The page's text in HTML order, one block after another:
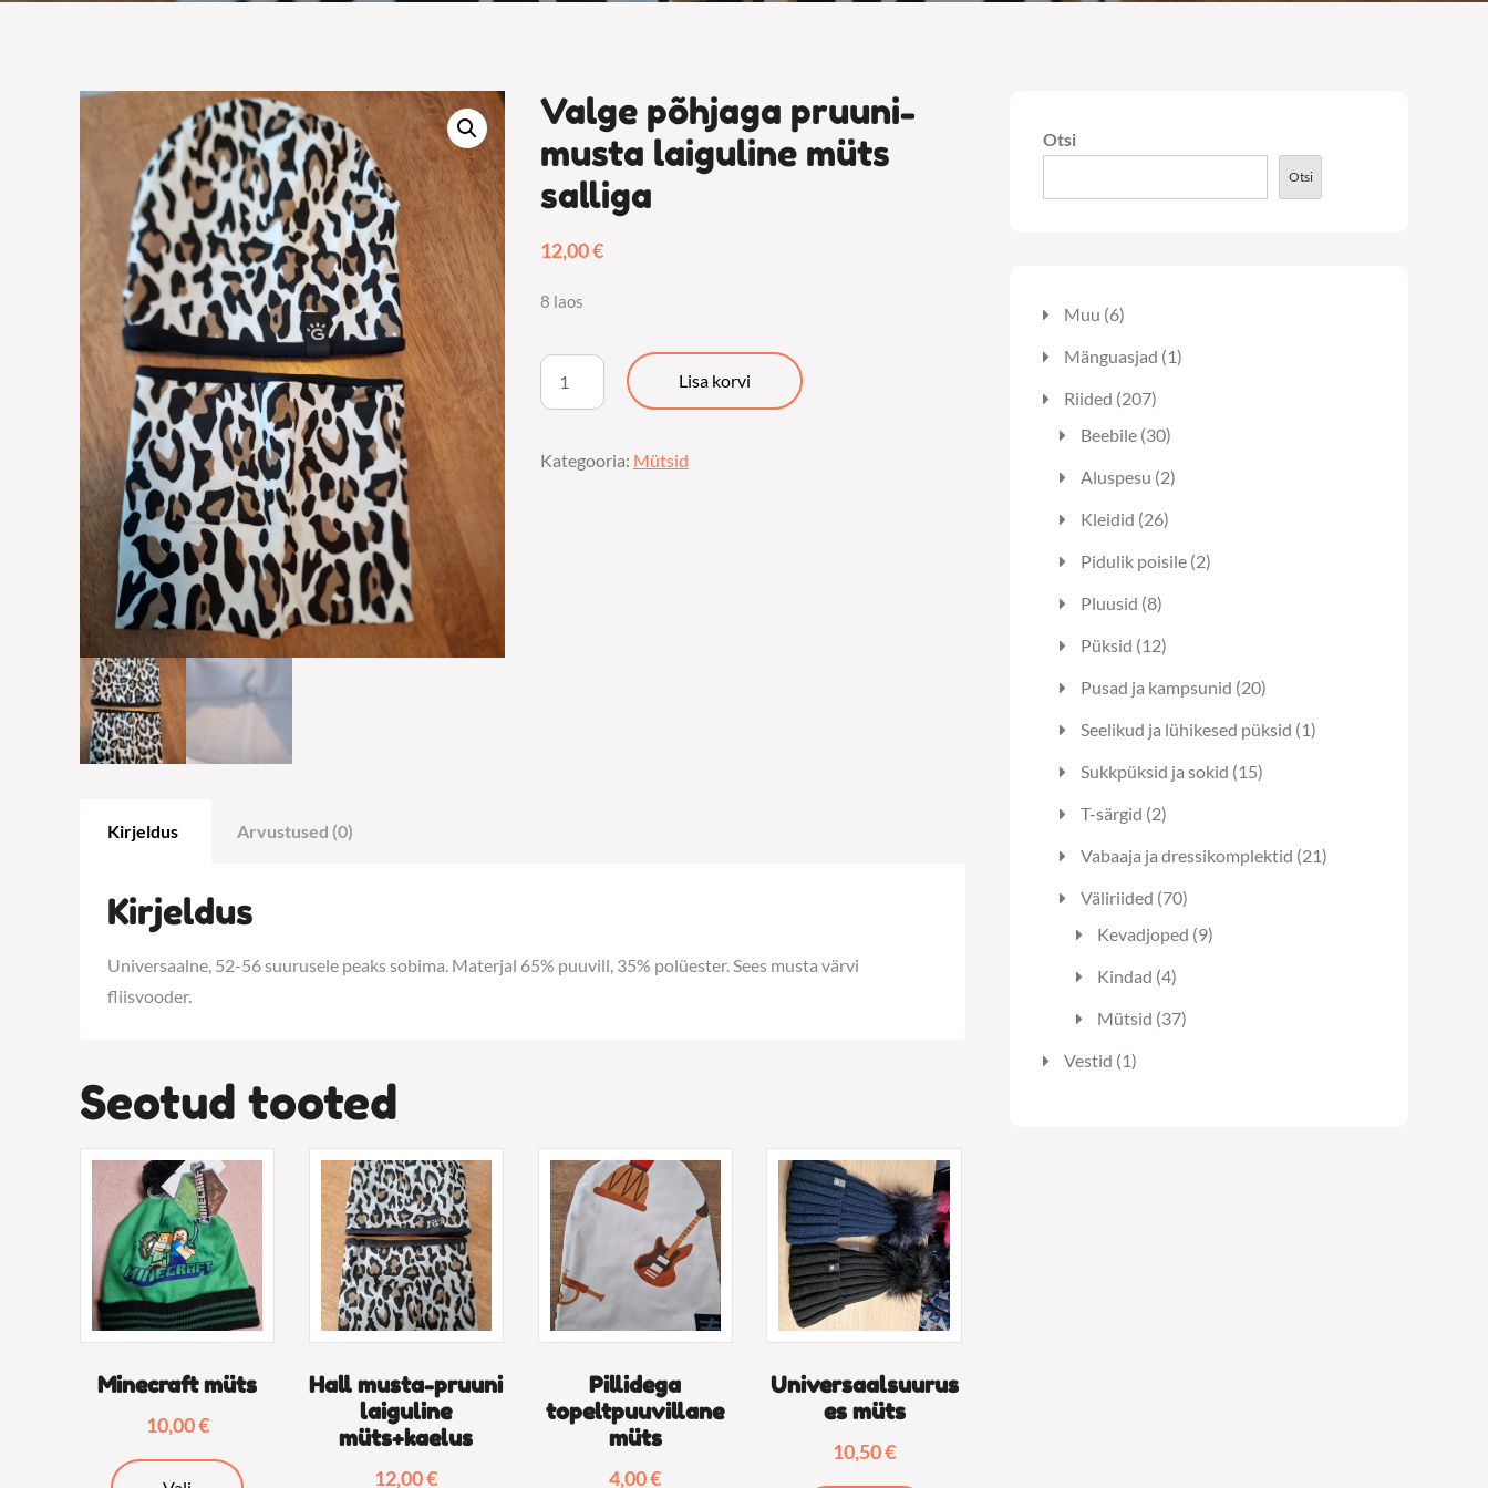
Valge põhjaga pruuni-
musta laiguline müts
salliga
12,00€
8 laos
Valge
põhjaga
musta
Lisa korvi
Kategooria: Mütsid
Kirjeldus Arvustused (0)
Kirjeldus
Universaalne, 52-56 suurusele peaks sobima. Materjal 65% puuvill, 35% polüester. Sees musta värvi
fliisvooder.
Seotud tooted
Minecraft müts
10,00€
Hall musta-pruuni
laiguline
müts+kaelus
12,00€
Pillidega
topeltpuuvillane
müts
4,00€
Universaalsuurus
es müts
10,50€
Otsi
Otsi
Muu 66
toodet
Mänguasjad 11
Riided 207207
toodet
Beebile 3030
Aluspesu 22
Kleidid 2626
toodet
Pidulik poisile 22
Pluusid 88
Püksid 1212
Pusad ja kampsunid 2020
toodet
Seelikud ja lühikesed püksid 11
Sukkpüksid ja sokid 1515
T-särgid 22
Vabaaja ja dressikomplektid 2121
Väliriided 7070
toodet
Kevadjoped 99
Kindad 44
Mütsid 3737
Vestid 11